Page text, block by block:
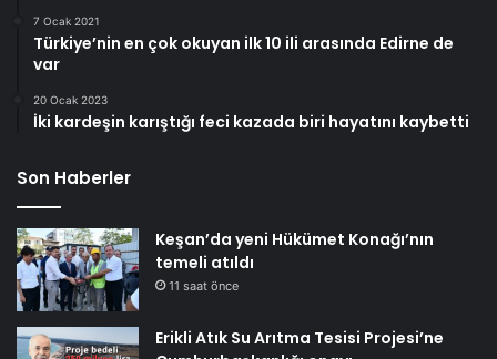
7 Ocak 2021
Türkiye’nin en çok okuyan ilk 10 ili arasında Edirne de
var
20 Ocak 2023
İki kardeşin karıştığı feci kazada biri hayatını kaybetti
Son Haberler
Keşan’da yeni Hükümet Konağı’nın
temeli atıldı
11 saat önce
Erikli Atık Su Arıtma Tesisi Projesi’ne